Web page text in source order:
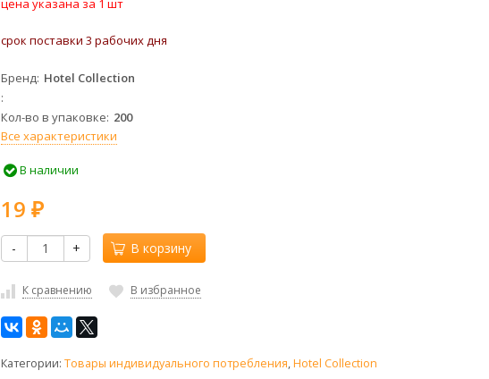
цена указана за 1 шт
срок поставки 3 рабочих дня
Бренд Hotel Collection
Кол-во в упаковке 200
Все характеристики
В наличии
19 ₽
- + В корзину
К сравнению В избранное
Категории: Товары индивидуального потребления,Hotel Collection